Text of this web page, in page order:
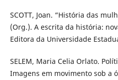
SCOTT, Joan. “História das
(Org.). A escrita da história:
Editora da Universidade
SELEM, Maria Celia Orlato.
Imagens em movimento sob a